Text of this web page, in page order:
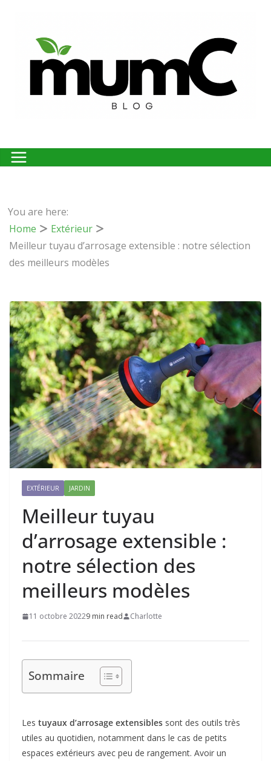
contenu
You are here:
Home
Extérieur
Meilleur tuyau d’arrosage extensible : notre sélection
des meilleurs modèles
EXTÉRIEUR JARDIN
Meilleur tuyau
d’arrosage extensible :
notre sélection des
meilleurs modèles
11 octobre 20229 min read Charlotte
Sommaire
Les tuyaux d’arrosage extensibles sont des outils très
utiles au quotidien, notamment dans le cas de petits
espaces extérieurs avec peu de rangement. Avoir un